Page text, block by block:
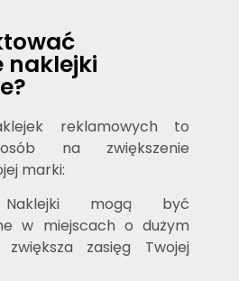
naklejki
reklamowych to
na zwiększenie
marki:
mogą być
w miejscach o dużym
zasięg Twojej